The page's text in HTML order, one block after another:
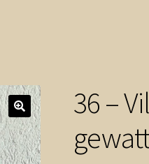
36 –